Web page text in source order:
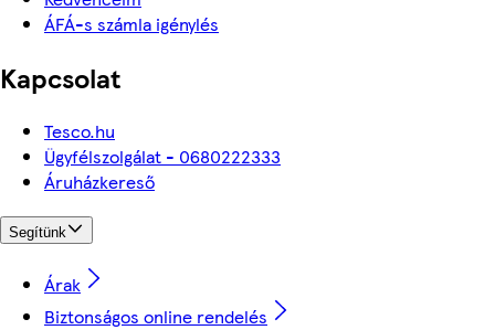
ÁFÁ-s számla igénylés
Kapcsolat
Tesco.hu
Ügyfélszolgálat - 0680222333
Áruházkereső
Segítünk
Árak
Biztonságos online rendelés